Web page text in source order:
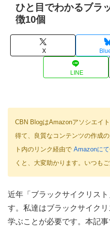
ひと目でわかるブラ
徴10個
X
LINE
CBN BlogはAmazonアソシエイ
得て、良質なコンテンツの作成
ト内のリンク経由で Amazonに
くと、大変助かります。いつも
近年「ブラックサイクリス
す。私達はブラックサイク
学ぶことが必要です。本記